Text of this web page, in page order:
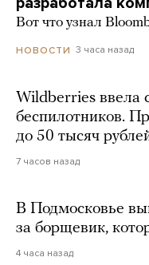
Вот что узнал
НОВОСТИ 3 часа назад
Wildberries ввела
беспилотников.
до 50 тысяч
7 часов назад
В Подмосковье
за борщевик,
4 часа назад